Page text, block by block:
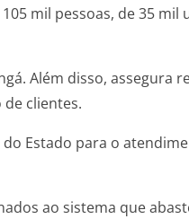
mil pessoas, de 35 mil
Além disso, assegura
clientes.
Estado para o
ao sistema que